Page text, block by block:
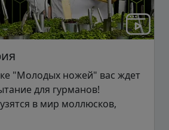
"Молодых ножей" вас ждет
для гурманов!
в мир моллюсков,